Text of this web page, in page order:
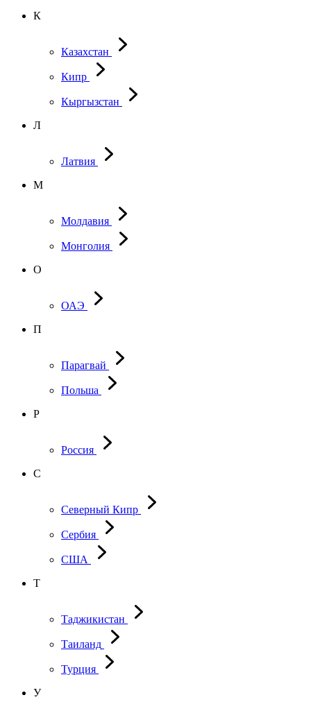
К
Казахстан
Кипр
Кыргызстан
Л
Латвия
М
Молдавия
Монголия
О
ОАЭ
П
Парагвай
Польша
Р
Россия
С
Северный Кипр
Сербия
США
Т
Таджикистан
Таиланд
Турция
У